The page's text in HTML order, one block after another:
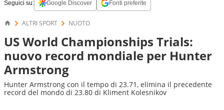
Seguici su: Google Discover Fonti preferite
ALTRI SPORT NUOTO
US World Championships Trials:
nuovo record mondiale per Hunter
Armstrong
Hunter Armstrong con il tempo di 23.71, elimina il precedente
record del mondo di 23.80 di Kliment Kolesnikov